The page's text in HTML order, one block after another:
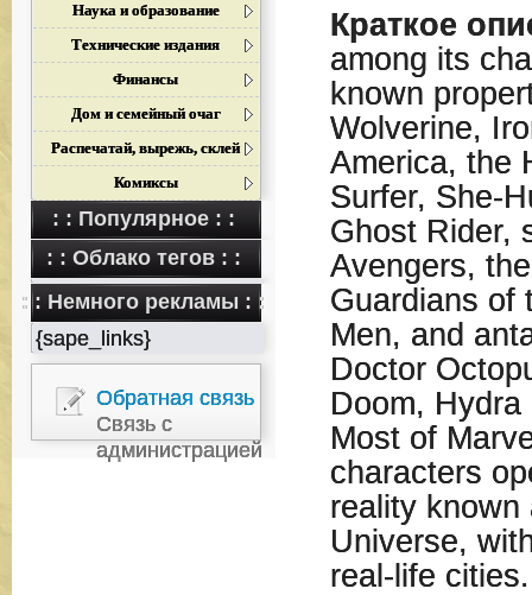
Наука и образование
Технические издания
Финансы
Дом и семейный очаг
Распечатай, вырежь, склей
Комиксы
: : Популярное : :
: : Облако тегов : :
: : Немного рекламы : :
{sape_links}
Обратная связь
Связь с
администрацией
Краткое
among its
known
Wolverine,
America, the
Surfer, She-
Ghost Rider,
Avengers,
Guardians of
Men, and
Doctor
Doom,
Most of
characters
reality known
Universe,
real-life cities.